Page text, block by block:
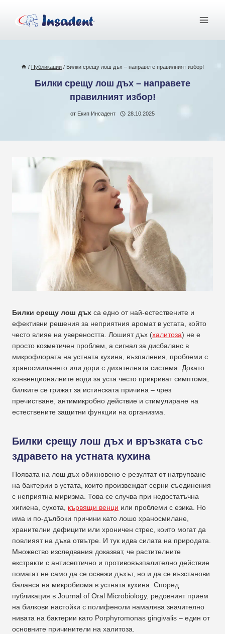
съдържанието
/ Публикации / Билки срещу лош дъх – направете правилният избор!
Билки срещу лош дъх – направете
правилният избор!
от Екип Инсадент 28.10.2025
Билки срещу лош дъх са едно от най-естествените и
ефективни решения за неприятния аромат в устата, който
често влияе на увереността. Лошият дъх (халитоза) не е
просто козметичен проблем, а сигнал за дисбаланс в
микрофлората на устната кухина, възпаления, проблеми с
храносмилането или дори с дихателната система. Докато
конвенционалните води за уста често прикриват симптома,
билките се грижат за истинската причина – чрез
пречистване, антимикробно действие и стимулиране на
естествените защитни функции на организма.
Билки срещу лош дъх и връзката със
здравето на устната кухина
Появата на лош дъх обикновено е резултат от натрупване
на бактерии в устата, които произвеждат серни съединения
с неприятна миризма. Това се случва при недостатъчна
хигиена, сухота, кървящи венци или проблеми с езика. Но
има и по-дълбоки причини като лошо храносмилане,
хранителни дефицити или хроничен стрес, които могат да
повлияят на дъха отвътре. И тук идва силата на природата.
Множество изследвания доказват, че растителните
екстракти с антисептично и противовъзпалително действие
помагат не само да се освежи дъхът, но и да се възстанови
баланса на микробиома в устната кухина. Според
публикация в Journal of Oral Microbiology, редовният прием
на билкови настойки с полифеноли намалява значително
нивата на бактерии като Porphyromonas gingivalis – един от
основните причинители на халитоза.